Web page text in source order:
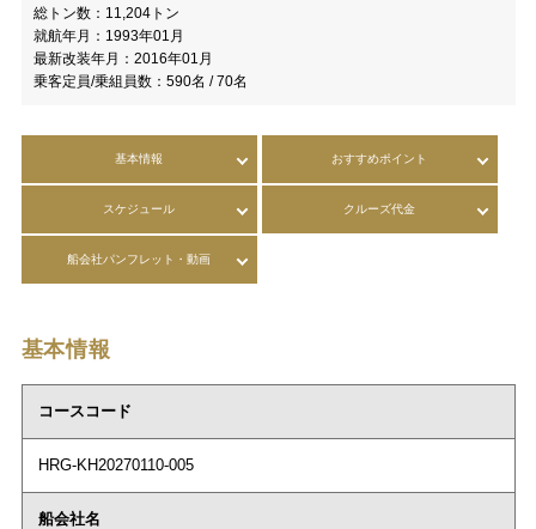
総トン数： 11,204トン
就航年月： 1993年01月
最新改装年月： 2016年01月
乗客定員/乗組員数： 590名 / 70名
基本情報 おすすめポイント
スケジュール クルーズ代金
船会社パンフレット・動画
基本情報
コースコード
HRG-KH20270110-005
船会社名